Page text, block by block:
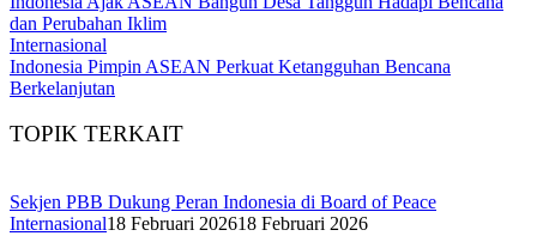
dan Perubahan Iklim
Internasional
Indonesia Pimpin ASEAN Perkuat Ketangguhan Bencana
Berkelanjutan
TOPIK TERKAIT
Sekjen PBB Dukung Peran Indonesia di Board of Peace
Internasional18 Februari 202618 Februari 2026